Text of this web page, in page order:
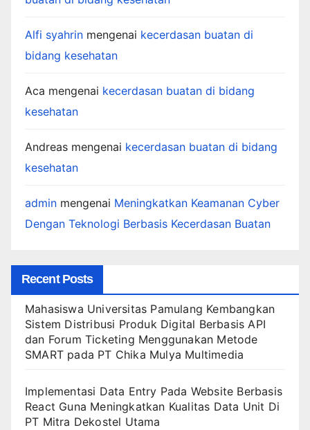
Alfi syahrin mengenai kecerdasan buatan di
bidang kesehatan
Aca mengenai kecerdasan buatan di bidang
kesehatan
Andreas mengenai kecerdasan buatan di bidang
kesehatan
admin mengenai Meningkatkan Keamanan Cyber
Dengan Teknologi Berbasis Kecerdasan Buatan
Recent Posts
Mahasiswa Universitas Pamulang Kembangkan
Sistem Distribusi Produk Digital Berbasis API
dan Forum Ticketing Menggunakan Metode
SMART pada PT Chika Mulya Multimedia
Implementasi Data Entry Pada Website Berbasis
React Guna Meningkatkan Kualitas Data Unit Di
PT Mitra Dekostel Utama